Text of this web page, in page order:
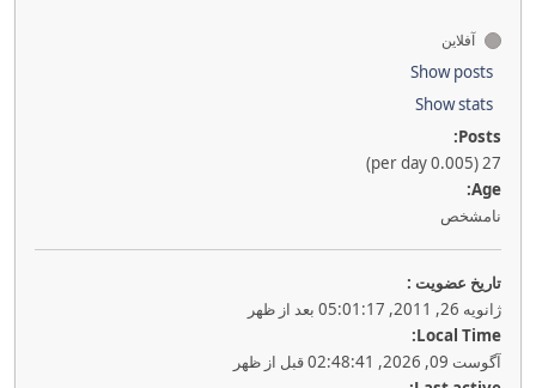
آفلاین
Show posts
Show stats
Posts:
27 (0.005 per day)
Age:
نامشخص
تاريخ عضويت :
ژانویه 26, 2011, 05:01:17 بعد از ظهر
Local Time:
آگوست 09, 2026, 02:48:41 قبل از ظهر